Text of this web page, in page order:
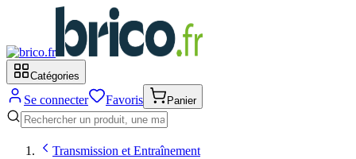
Catégories
Se connecter Favoris Panier
Transmission et Entraînement